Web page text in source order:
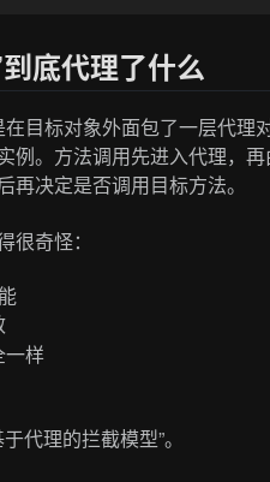
底代理了什么
目标对象外面包了一层代理
例。方法调用先进入代理，
决定是否调用目标方法。
奇怪：
一样
代理的拦截模型”。